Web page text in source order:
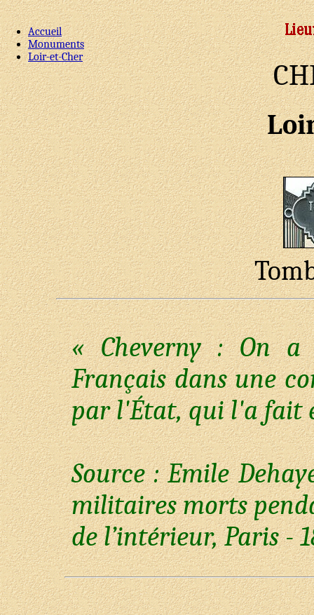
Accueil
Monuments
Loir-et-Cher
« Cheverny : On a
Français dans une
par l'État, qui l'a fait
Source : Emile
militaires morts
de l’intérieur, Paris -